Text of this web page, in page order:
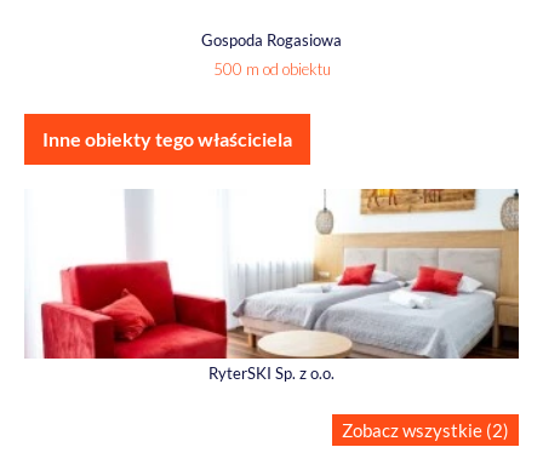
Gospoda Rogasiowa
500 m od obiektu
Inne obiekty tego właściciela
RyterSKI Sp. z o.o.
Zobacz wszystkie (2)